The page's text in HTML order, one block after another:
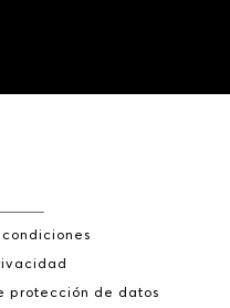
condiciones
protección de datos